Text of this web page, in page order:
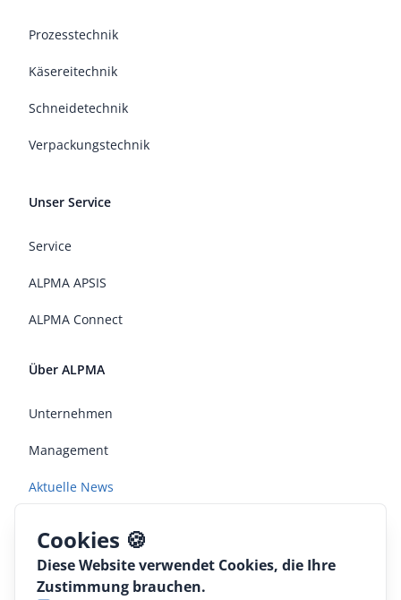
Cookies 🍪
Diese Website verwendet Cookies, die Ihre
Zustimmung brauchen.
Prozesstechnik
Käsereitechnik
Schneidetechnik
Verpackungstechnik
Unser Service
Service
ALPMA APSIS
ALPMA Connect
Über ALPMA
Unternehmen
Management
Aktuelle News
Rechtliches